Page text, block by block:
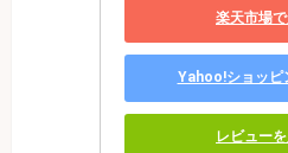
楽天市場
Yahoo!ショッピ
レビュー